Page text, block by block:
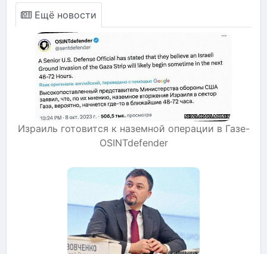
Ещё новости
Израиль готовится к наземной операции в Газе-
OSINTdefender